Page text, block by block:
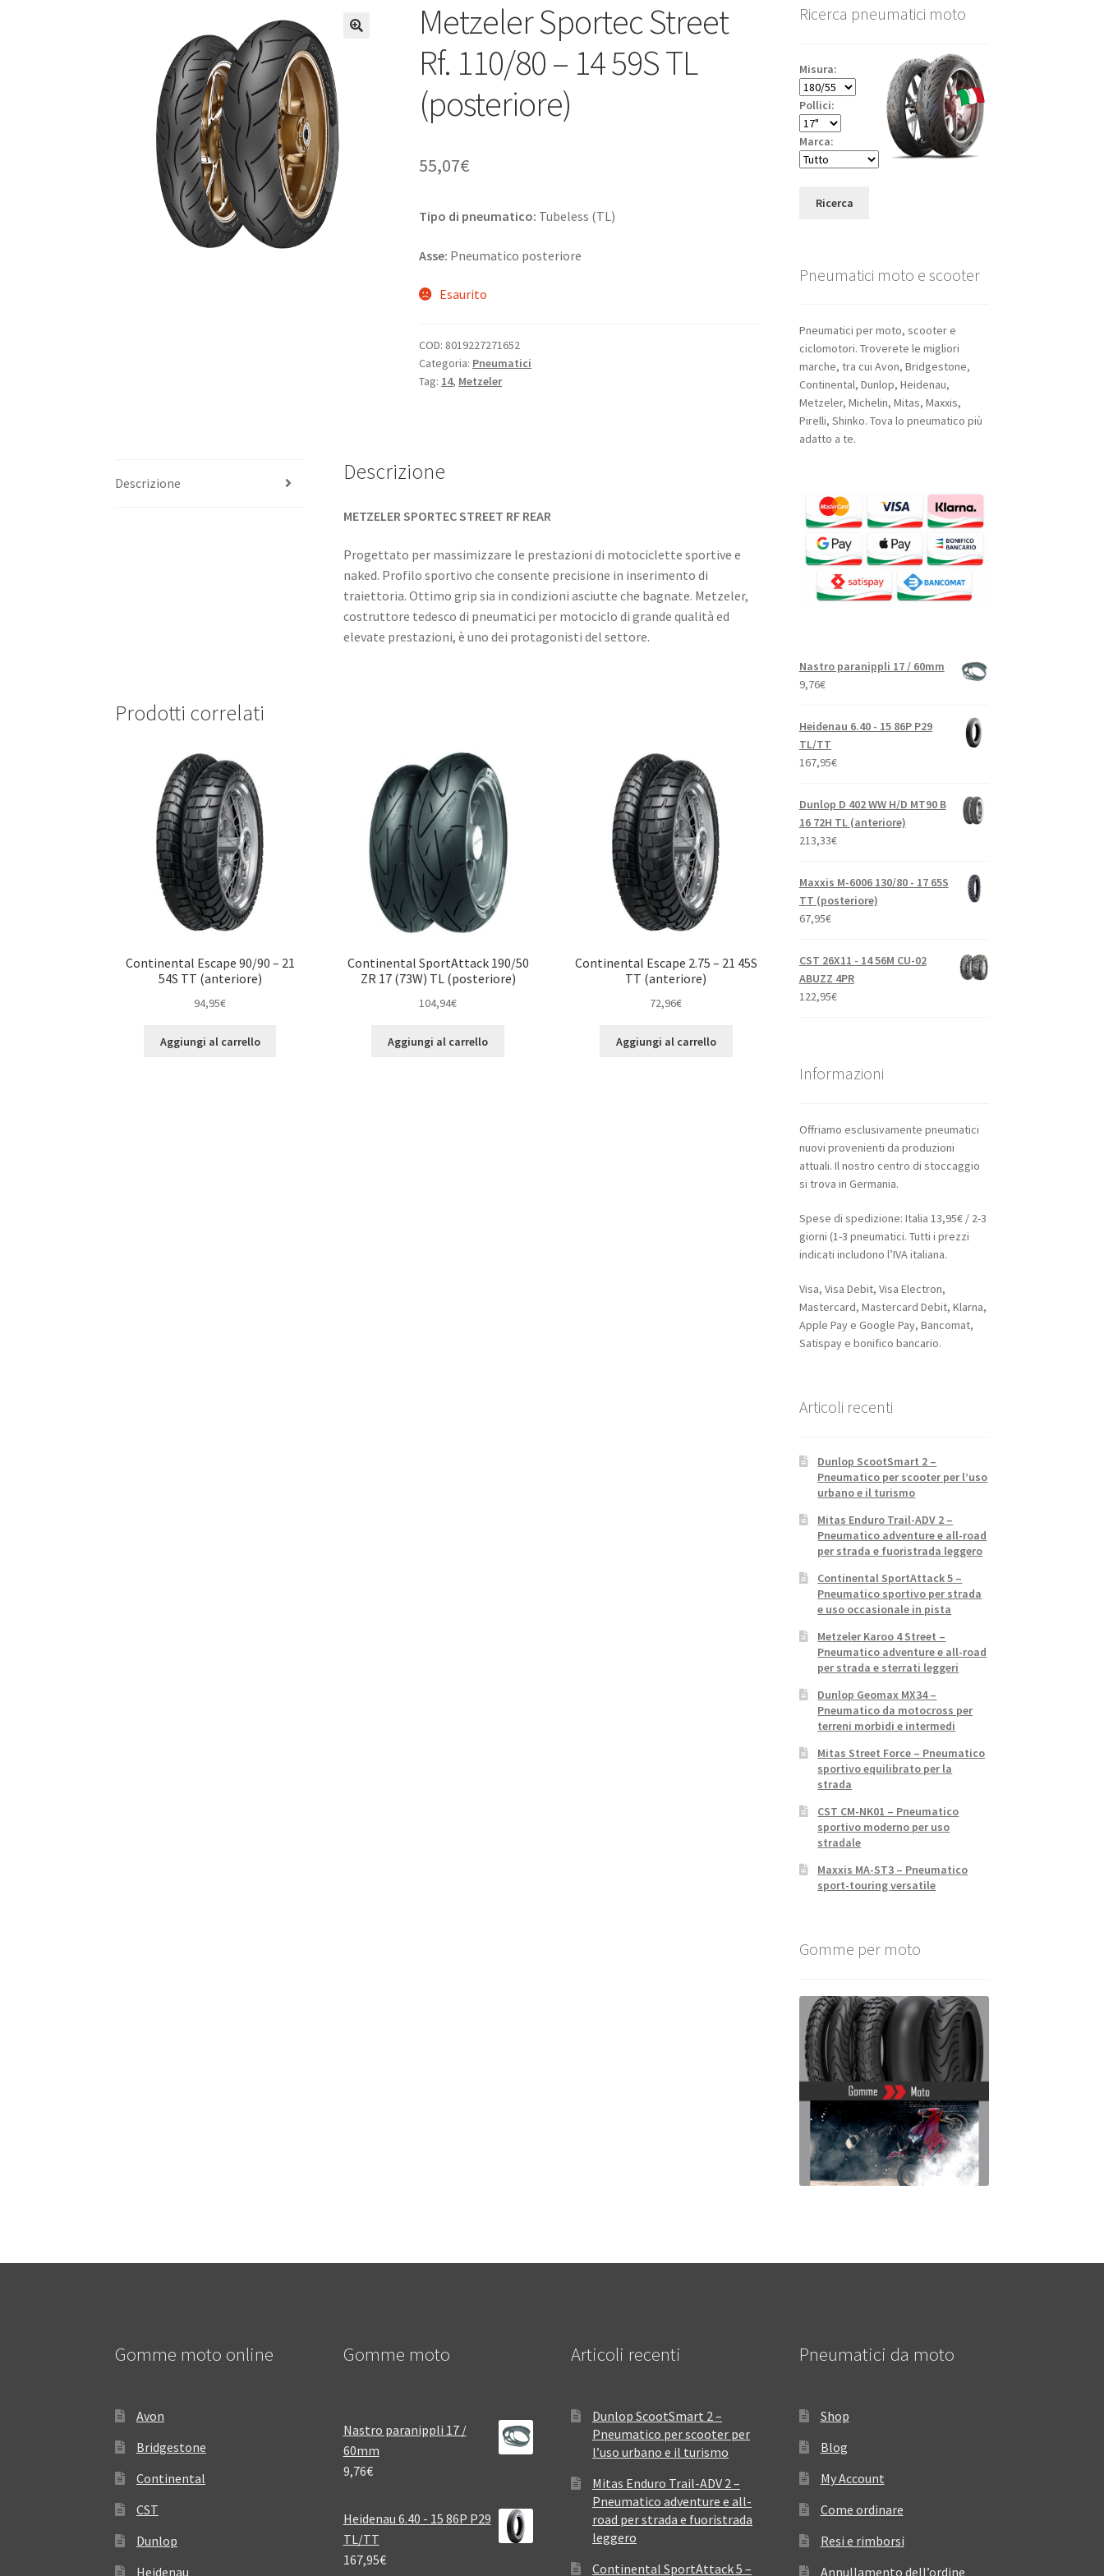
Metzeler Sportec Street
Rf. 110/80 – 14 59S TL
(posteriore)
55,07€
Tipo di pneumatico: Tubeless (TL)
Asse: Pneumatico posteriore
Esaurito
COD: 8019227271652
Categoria: Pneumatici
Tag: 14, Metzeler
Descrizione Descrizione
METZELER SPORTEC STREET RF REAR
Progettato per massimizzare le prestazioni di motociclette sportive e
naked. Profilo sportivo che consente precisione in inserimento di
traiettoria. Ottimo grip sia in condizioni asciutte che bagnate. Metzeler,
costruttore tedesco di pneumatici per motociclo di grande qualità ed
elevate prestazioni, è uno dei protagonisti del settore.
Prodotti correlati
Continental Escape 90/90 – 21
54S TT (anteriore)
94,95€
Aggiungi al carrello
Continental SportAttack 190/50
ZR 17 (73W) TL (posteriore)
104,94€
Aggiungi al carrello
Continental Escape 2.75 – 21 45S
TT (anteriore)
72,96€
Aggiungi al carrello
Ricerca pneumatici moto
Misura:
Pollici:
Marca:
Ricerca
Pneumatici moto e scooter
Pneumatici per moto, scooter e
ciclomotori. Troverete le migliori
marche, tra cui Avon, Bridgestone,
Continental, Dunlop, Heidenau,
Metzeler, Michelin, Mitas, Maxxis,
Pirelli, Shinko. Tova lo pneumatico più
adatto a te.
Nastro paranippli 17 / 60mm
9,76€
Heidenau 6.40 - 15 86P P29
TL/TT
167,95€
Dunlop D 402 WW H/D MT90 B
16 72H TL (anteriore)
213,33€
Maxxis M-6006 130/80 - 17 65S
TT (posteriore)
67,95€
CST 26X11 - 14 56M CU-02
ABUZZ 4PR
122,95€
Informazioni
Offriamo esclusivamente pneumatici
nuovi provenienti da produzioni
attuali. Il nostro centro di stoccaggio
si trova in Germania.
Spese di spedizione: Italia 13,95€ / 2-3
giorni (1-3 pneumatici. Tutti i prezzi
indicati includono l’IVA italiana.
Visa, Visa Debit, Visa Electron,
Mastercard, Mastercard Debit, Klarna,
Apple Pay e Google Pay, Bancomat,
Satispay e bonifico bancario.
Articoli recenti
Dunlop ScootSmart 2 –
Pneumatico per scooter per l’uso
urbano e il turismo
Mitas Enduro Trail-ADV 2 –
Pneumatico adventure e all-road
per strada e fuoristrada leggero
Continental SportAttack 5 –
Pneumatico sportivo per strada
e uso occasionale in pista
Metzeler Karoo 4 Street –
Pneumatico adventure e all-road
per strada e sterrati leggeri
Dunlop Geomax MX34 –
Pneumatico da motocross per
terreni morbidi e intermedi
Mitas Street Force – Pneumatico
sportivo equilibrato per la
strada
CST CM-NK01 – Pneumatico
sportivo moderno per uso
stradale
Maxxis MA-ST3 – Pneumatico
sport-touring versatile
Gomme per moto
Gomme moto online
Avon
Bridgestone
Continental
CST
Dunlop
Heidenau
Gomme moto
Nastro paranippli 17 /
60mm
9,76€
Heidenau 6.40 - 15 86P P29
TL/TT
167,95€
Articoli recenti
Dunlop ScootSmart 2 –
Pneumatico per scooter per
l’uso urbano e il turismo
Mitas Enduro Trail-ADV 2 –
Pneumatico adventure e all-
road per strada e fuoristrada
leggero
Continental SportAttack 5 –
Pneumatici da moto
Shop
Blog
My Account
Come ordinare
Resi e rimborsi
Annullamento dell’ordine